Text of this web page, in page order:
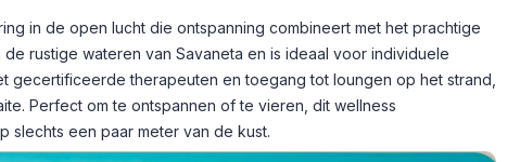
in de open lucht die ontspanning combineert met het prachtige
rustige wateren van Savaneta en is ideaal voor individuele
gecertificeerde therapeuten en toegang tot loungen op het strand,
Perfect om te ontspannen of te vieren, dit wellness
slechts een paar meter van de kust.